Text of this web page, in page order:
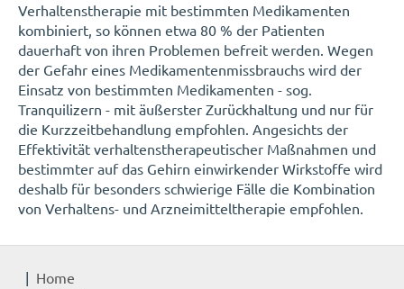
Verhaltenstherapie mit bestimmten Medikamenten
kombiniert, so können etwa 80 % der Patienten
dauerhaft von ihren Problemen befreit werden. Wegen
der Gefahr eines Medikamentenmissbrauchs wird der
Einsatz von bestimmten Medikamenten - sog.
Tranquilizern - mit äußerster Zurückhaltung und nur für
die Kurzzeitbehandlung empfohlen. Angesichts der
Effektivität verhaltenstherapeutischer Maßnahmen und
bestimmter auf das Gehirn einwirkender Wirkstoffe wird
deshalb für besonders schwierige Fälle die Kombination
von Verhaltens- und Arzneimitteltherapie empfohlen.
Home